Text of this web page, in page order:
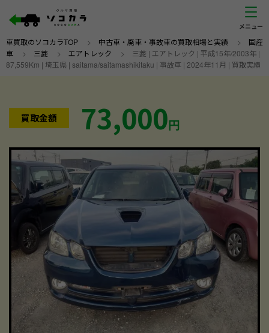
車買取のソコカラTOP > 中古車・廃車・事故車の買取相場と実績 > 国産
車 > 三菱 > エアトレック > 三菱 | エアトレック | 平成15年/2003年 |
87,559Km | 埼玉県 | saitama/saitamashikitaku | 事故車 | 2024年11月 | 買取実績
買取金額 73,000円